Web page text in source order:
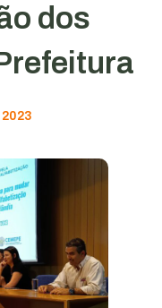
dos
2023